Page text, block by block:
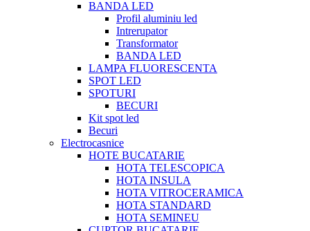
BANDA LED
Profil aluminiu led
Intrerupator
Transformator
BANDA LED
LAMPA FLUORESCENTA
SPOT LED
SPOTURI
BECURI
Kit spot led
Becuri
Electrocasnice
HOTE BUCATARIE
HOTA TELESCOPICA
HOTA INSULA
HOTA VITROCERAMICA
HOTA STANDARD
HOTA SEMINEU